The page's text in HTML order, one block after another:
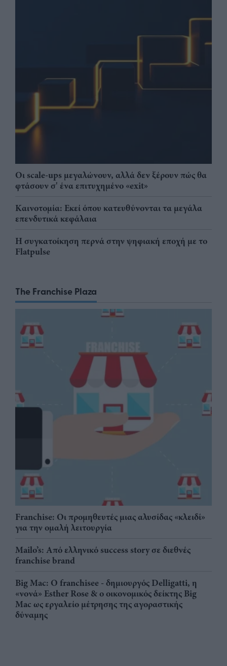
Οι scale-ups μεγαλώνουν, αλλά δεν ξέρουν πώς θα
φτάσουν σ' ένα επιτυχημένο «exit»
Καινοτομία: Εκεί όπου κατευθύνονται τα μεγάλα
επενδυτικά κεφάλαια
Η συγκατοίκηση περνά στην ψηφιακή εποχή με το
Flatpulse
The Franchise Plaza
Franchise: Οι προμηθευτές μιας αλυσίδας «κλειδί»
για την ομαλή λειτουργία
Mailo’s: Από ελληνικό success story σε διεθνές
franchise brand
Big Mac: Ο franchisee - δημιουργός Delligatti, η
«νονά» Esther Rose & ο οικονομικός δείκτης Big
Mac ως εργαλείο μέτρησης της αγοραστικής
δύναμης